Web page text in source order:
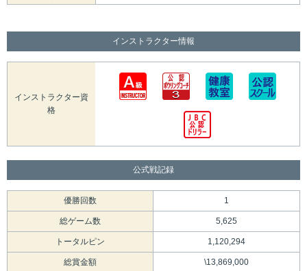
インストラクター情報
インストラクター資
格
公式戦記録
優勝回数 1
総ゲーム数 5,625
トータルピン 1,120,294
総賞金額 \13,869,000